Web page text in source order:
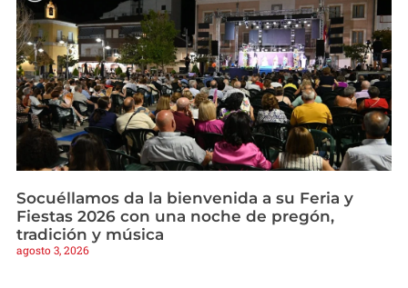
Socuéllamos da la bienvenida a su Feria y
Fiestas 2026 con una noche de pregón,
tradición y música
agosto 3, 2026